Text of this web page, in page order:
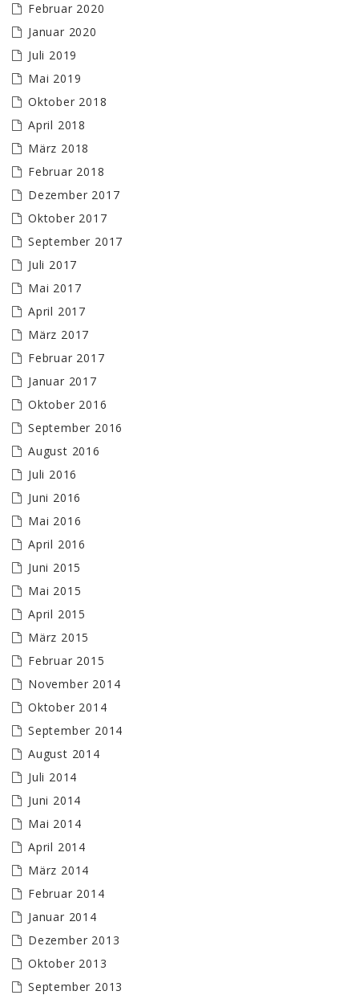
Februar 2020
Januar 2020
Juli 2019
Mai 2019
Oktober 2018
April 2018
März 2018
Februar 2018
Dezember 2017
Oktober 2017
September 2017
Juli 2017
Mai 2017
April 2017
März 2017
Februar 2017
Januar 2017
Oktober 2016
September 2016
August 2016
Juli 2016
Juni 2016
Mai 2016
April 2016
Juni 2015
Mai 2015
April 2015
März 2015
Februar 2015
November 2014
Oktober 2014
September 2014
August 2014
Juli 2014
Juni 2014
Mai 2014
April 2014
März 2014
Februar 2014
Januar 2014
Dezember 2013
Oktober 2013
September 2013